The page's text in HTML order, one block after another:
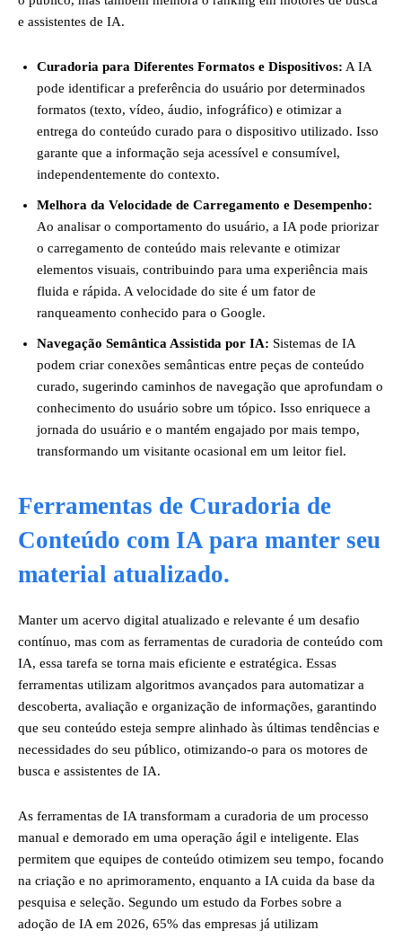
e assistentes de IA.
Curadoria para Diferentes Formatos e Dispositivos: A IA
pode identificar a preferência do usuário por determinados
formatos (texto, vídeo, áudio, infográfico) e otimizar a
entrega do conteúdo curado para o dispositivo utilizado. Isso
garante que a informação seja acessível e consumível,
independentemente do contexto.
Melhora da Velocidade de Carregamento e Desempenho:
Ao analisar o comportamento do usuário, a IA pode priorizar
o carregamento de conteúdo mais relevante e otimizar
elementos visuais, contribuindo para uma experiência mais
fluida e rápida. A velocidade do site é um fator de
ranqueamento conhecido para o Google.
Navegação Semântica Assistida por IA: Sistemas de IA
podem criar conexões semânticas entre peças de conteúdo
curado, sugerindo caminhos de navegação que aprofundam o
conhecimento do usuário sobre um tópico. Isso enriquece a
jornada do usuário e o mantém engajado por mais tempo,
transformando um visitante ocasional em um leitor fiel.
Ferramentas de Curadoria de
Conteúdo com IA para manter seu
material atualizado.
Manter um acervo digital atualizado e relevante é um desafio
contínuo, mas com as ferramentas de curadoria de conteúdo com
IA, essa tarefa se torna mais eficiente e estratégica. Essas
ferramentas utilizam algoritmos avançados para automatizar a
descoberta, avaliação e organização de informações, garantindo
que seu conteúdo esteja sempre alinhado às últimas tendências e
necessidades do seu público, otimizando-o para os motores de
busca e assistentes de IA.
As ferramentas de IA transformam a curadoria de um processo
manual e demorado em uma operação ágil e inteligente. Elas
permitem que equipes de conteúdo otimizem seu tempo, focando
na criação e no aprimoramento, enquanto a IA cuida da base da
pesquisa e seleção. Segundo um estudo da Forbes sobre a
adoção de IA em 2026, 65% das empresas já utilizam